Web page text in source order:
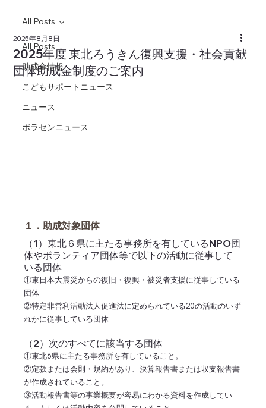
All Posts
助成金情報
こどもサポートニュース
ニュース
ボラセンニュース
All Posts
2025年度 東北ろうきん復興支援・社会貢献
団体助成金制度のご案内
2025年8月8日
１．助成対象団体
（1）東北６県に主たる事務所を有しているNPO団
体やボランティア団体等で以下の活動に従事して
いる団体
①東日本大震災からの復旧・復興・被災者支援に従事している
団体
②特定非営利活動法人促進法に定められている20の活動のいず
れかに従事している団体
（2）次のすべてに該当する団体
①東北6県に主たる事務所を有していること。
②定款または会則・規約があり、決算報告書または収支報告書
が作成されていること。
③活動報告書等の事業概要が容易にわかる資料を作成してい